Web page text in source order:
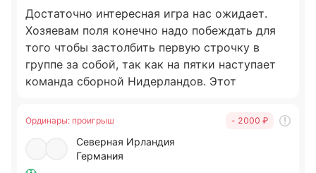
Достаточно интересная игра нас ожидает.
Хозяевам поля конечно надо побеждать для
того чтобы застолбить первую строчку в
группе за собой, так как на пятки наступает
команда сборной Нидерландов. Этот
достаточно неплохо и сегодня задача только
гости будут стараться играть надежно при
обороне своих ворот и искать свои шансы на
Ординары: проигрыш - 2000 ₽
Северная Ирландия
Германия